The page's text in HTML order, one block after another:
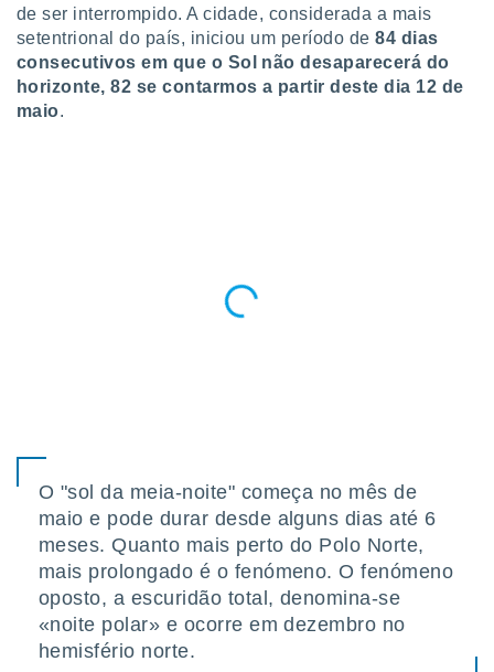
com
Pode
nossa
e
a
caso,
de que
navegação
não
de ser interrompido. A cidade, considerada a mais
setentrional do país, iniciou um período de 84 dias
consecutivos em que o Sol não desaparecerá do
horizonte, 82 se contarmos a partir deste dia 12 de
maio.
O "sol da meia-noite" começa no mês de
maio e pode durar desde alguns dias até 6
meses. Quanto mais perto do Polo Norte,
mais prolongado é o fenómeno. O fenómeno
oposto, a escuridão total, denomina-se
«noite polar» e ocorre em dezembro no
hemisfério norte.